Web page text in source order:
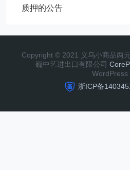
质押的公告
Copyright © 2021 义乌小商品两
巍中艺进出口有限公司
WordPress
浙ICP备